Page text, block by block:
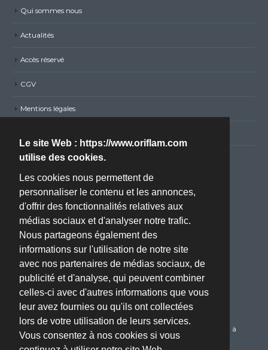
Le site Web : https://www.oriflam.com
utilise des cookies.
Les cookies nous permettent de
personnaliser le contenu et les annonces,
d'offrir des fonctionnalités relatives aux
médias sociaux et d'analyser notre trafic.
Nous partageons également des
informations sur l'utilisation de notre site
avec nos partenaires de médias sociaux, de
publicité et d'analyse, qui peuvent combiner
celles-ci avec d'autres informations que vous
leur avez fournies ou qu'ils ont collectées
lors de votre utilisation de leurs services.
Vous consentez à nos cookies si vous
Qui sommes nous
Actualités
Accès réservé
CGV
Mentions légales
Nous contacter
Adresse :
ZA BOISSIERE - Avenue de l'Industrie - 34820 TEYRAN
(Montpellier, 34)
Téléphone :
04 67 70 61 22
Email :
oriflam@oriflam.com
Du Lundi au Jeudi de 08h00 à 17h00 le Vendredi de 08h00 à